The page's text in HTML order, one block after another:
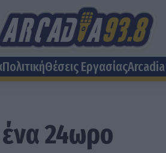
ΠολιτικήΘέσεις Eργασίας
24ωρο